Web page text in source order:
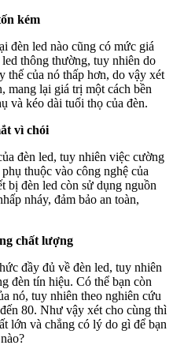
kém
đèn led nào cũng có mức giá
thông thường, tuy nhiên do
thế của nó thấp hơn, do vậy xét
mang lại giá trị một cách bền
và kéo dài tuổi thọ của đèn.
vì chói
đèn led, tuy nhiên việc cường
thuộc vào công nghệ của
bị đèn led còn sử dụng nguồn
nháy, đảm bảo an toàn,
chất lượng
đầy đủ về đèn led, tuy nhiên
đèn tín hiệu. Có thể bạn còn
nó, tuy nhiên theo nghiên cứu
80. Như vậy xét cho cùng thì
lớn và chẳng có lý do gì để bạn